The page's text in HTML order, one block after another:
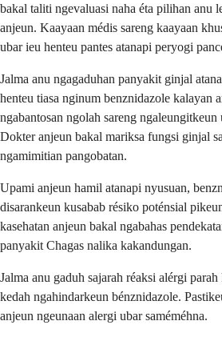
bakal taliti ngevaluasi naha éta pilihan anu
anjeun. Kaayaan médis sareng kaayaan
ubar ieu henteu pantes atanapi peryogi
Jalma anu ngagaduhan panyakit ginjal
henteu tiasa nginum benznidazole kalayan
ngabantosan ngolah sareng
Dokter anjeun bakal mariksa fungsi ginjal
ngamimitian pangobatan.
Upami anjeun hamil atanapi nyusuan,
disarankeun kusabab résiko poténsial
kasehatan anjeun bakal ngabahas
panyakit Chagas nalika kakandungan.
Jalma anu gaduh sajarah réaksi alérgi
kedah ngahindarkeun bénznidazole.
anjeun ngeunaan alergi ubar saméméhna.